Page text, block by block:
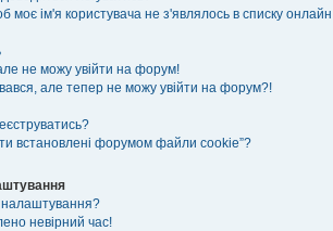
моє ім'я користувача не з'являлось в списку онлайн
не можу увійти на форум!
але тепер не можу увійти на форум?!
встановлені форумом файли cookie”?
налаштування?
невірний час!